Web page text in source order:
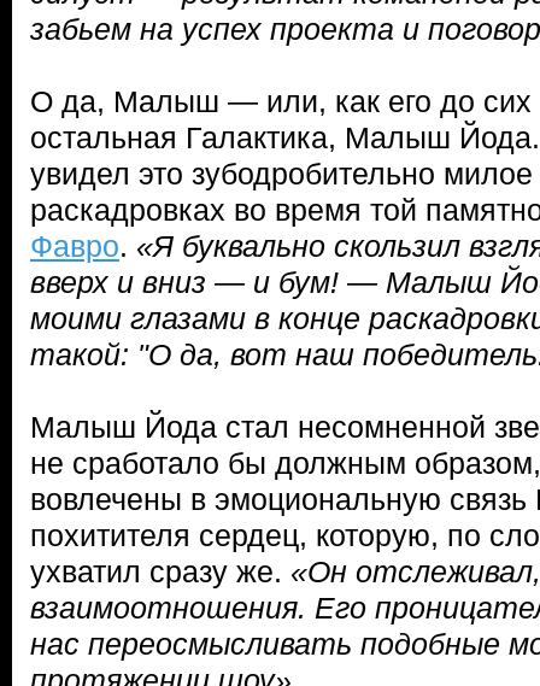
забьем на успех проекта и
О да, Малыш — или, как его до сих
остальная Галактика, Малыш
увидел это зубодробительно
раскадровках во время той
Фавро. «Я буквально скользил
вверх и вниз — и бум! — Малыш
моими глазами в конце
такой: "О да, вот наш
Малыш Йода стал несомненной
не сработало бы должным
вовлечены в эмоциональную
похитителя сердец, которую, по
ухватил сразу же. «Он
взаимоотношения. Его
нас переосмысливать подобные